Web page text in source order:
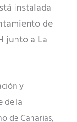
instalada
de
junto a La
y
de la
de Canarias,